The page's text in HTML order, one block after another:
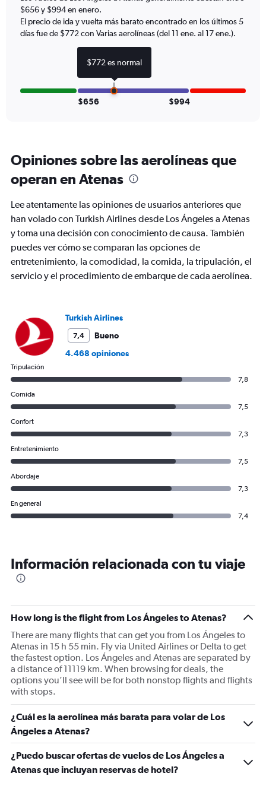
Y
axis
displaying
1500.
$656 y $994 en enero.
El precio de ida y vuelta más barato encontrado en los últimos 5
días fue de $772 con Varias aerolíneas (del 11 ene. al 17 ene.).
$656 $994
Opiniones sobre las aerolíneas que
operan en Atenas
Lee atentamente las opiniones de usuarios anteriores que
han volado con Turkish Airlines desde Los Ángeles a Atenas
y toma una decisión con conocimiento de causa. También
puedes ver cómo se comparan las opciones de
entretenimiento, la comodidad, la comida, la tripulación, el
servicio y el procedimiento de embarque de cada aerolínea.
Turkish Airlines
7,4
Bueno
4.468 opiniones
Tripulación
7,8
Comida
7,5
Confort
7,3
Entretenimiento
7,5
Abordaje
7,3
En general
7,4
Información relacionada con tu viaje
How long is the flight from Los Ángeles to Atenas?
There are many flights that can get you from Los Ángeles to
Atenas in 15 h 55 min. Fly via United Airlines or Delta to get
the fastest option. Los Ángeles and Atenas are separated by
a distance of 11119 km. When browsing for deals, the
options you’ll see will be for both nonstop flights and flights
with stops.
¿Cuál es la aerolínea más barata para volar de Los
Ángeles a Atenas?
¿Puedo buscar ofertas de vuelos de Los Ángeles a
Atenas que incluyan reservas de hotel?
$772 es normal